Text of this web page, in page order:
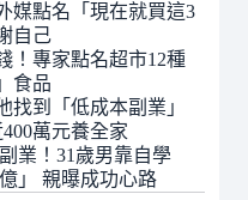
媒點名「現在就買這3
自己
！專家點名超市12種
食品
找到「低成本副業」
萬元養全家
業！31歲男靠自學
億」 親曝成功心路